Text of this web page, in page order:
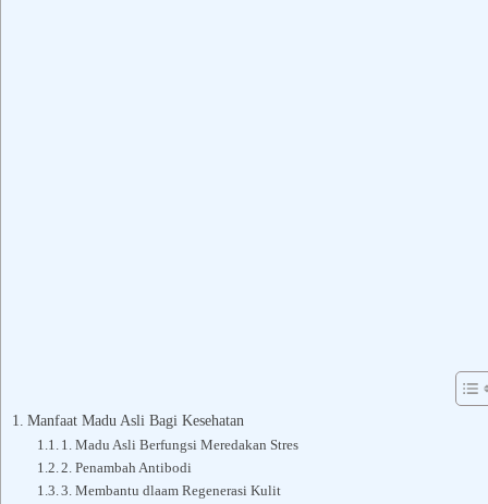
Manfaat Madu Asli Bagi Kesehatan
1. Madu Asli Berfungsi Meredakan Stres
2. Penambah Antibodi
3. Membantu dlaam Regenerasi Kulit